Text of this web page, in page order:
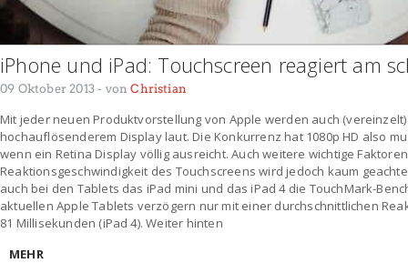
iPhone und iPad: Touchscreen reagiert am
09 Oktober 2013 - vonChristian
Mit jeder neuen Produktvorstellung von Apple werden auch
hochauflösenderem Display laut. Die Konkurrenz hat 1080p HD also
wenn ein Retina Display völlig ausreicht. Auch weitere wichtige
Reaktionsgeschwindigkeit des Touchscreens wird jedoch kaum
auch bei den Tablets das iPad mini und das iPad 4 die TouchMark-
aktuellen Apple Tablets verzögern nur mit einer durchschnittlichen
81 Millisekunden (iPad 4). Weiter hinten
MEHR